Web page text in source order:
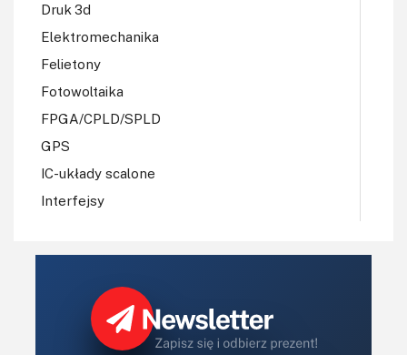
Druk 3d
Elektromechanika
Felietony
Fotowoltaika
FPGA/CPLD/SPLD
GPS
IC-układy scalone
Interfejsy
Koła Naukowe